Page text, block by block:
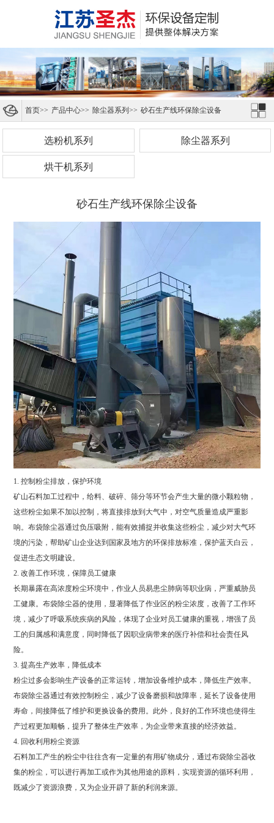
首页>> 产品中心>> 除尘器系列 >> 砂石生产线环保除尘设备
选粉机系列 除尘器系列
烘干机系列
砂石生产线环保除尘设备
1. 控制粉尘排放，保护环境
矿山石料加工过程中，给料、破碎、筛分等环节会产生大量的微小颗粒物，
这些粉尘如果不加以控制，将直接排放到大气中，对空气质量造成严重影
响。布袋除尘器通过负压吸附，能有效捕捉并收集这些粉尘，减少对大气环
境的污染，帮助矿山企业达到国家及地方的环保排放标准，保护蓝天白云，
促进生态文明建设。
2. 改善工作环境，保障员工健康
长期暴露在高浓度粉尘环境中，作业人员易患尘肺病等职业病，严重威胁员
工健康。布袋除尘器的使用，显著降低了作业区的粉尘浓度，改善了工作环
境，减少了呼吸系统疾病的风险，体现了企业对员工健康的重视，增强了员
工的归属感和满意度，同时降低了因职业病带来的医疗补偿和社会责任风
险。
3. 提高生产效率，降低成本
粉尘过多会影响生产设备的正常运转，增加设备维护成本，降低生产效率。
布袋除尘器通过有效控制粉尘，减少了设备磨损和故障率，延长了设备使用
寿命，间接降低了维护和更换设备的费用。此外，良好的工作环境也使得生
产过程更加顺畅，提升了整体生产效率，为企业带来直接的经济效益。
4. 回收利用粉尘资源
石料加工产生的粉尘中往往含有一定量的有用矿物成分，通过布袋除尘器收
集的粉尘，可以进行再加工或作为其他用途的原料，实现资源的循环利用，
既减少了资源浪费，又为企业开辟了新的利润来源。